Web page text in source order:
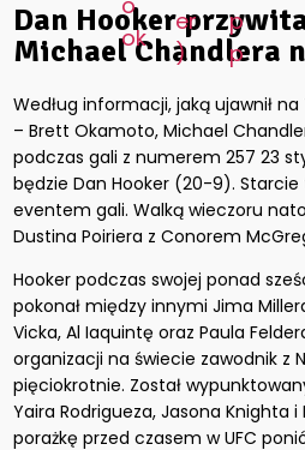
Dan Hooker
Michael Chandlera
Według informacji, jaką ujawnił na
– Brett Okamoto, Michael
podczas gali z numerem 257 23
będzie Dan Hooker (20-9).
eventem gali. Walką wieczoru
Dustina Poiriera z Conorem
Hooker podczas swojej ponad
pokonał między innymi Jima
Vicka, Al Iaquintę oraz Paula
organizacji na świecie zawodnik z
pięciokrotnie. Został
Yaira Rodrigueza, Jasona Knighta
porażkę przed czasem w UFC